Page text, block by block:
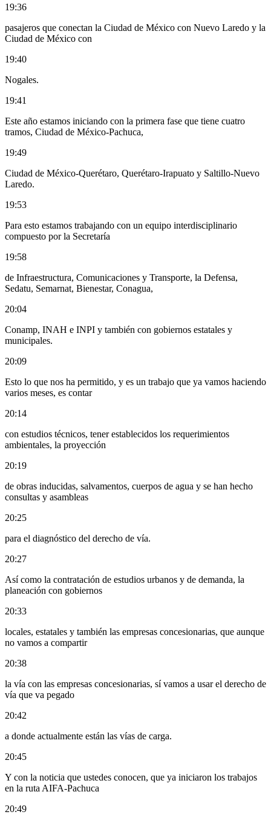
19:36
pasajeros que conectan la Ciudad de México con Nuevo Laredo y la
Ciudad de México con
19:40
Nogales.
19:41
Este año estamos iniciando con la primera fase que tiene cuatro
tramos, Ciudad de México-Pachuca,
19:49
Ciudad de México-Querétaro, Querétaro-Irapuato y Saltillo-Nuevo
Laredo.
19:53
Para esto estamos trabajando con un equipo interdisciplinario
compuesto por la Secretaría
19:58
de Infraestructura, Comunicaciones y Transporte, la Defensa,
Sedatu, Semarnat, Bienestar, Conagua,
20:04
Conamp, INAH e INPI y también con gobiernos estatales y
municipales.
20:09
Esto lo que nos ha permitido, y es un trabajo que ya vamos haciendo
varios meses, es contar
20:14
con estudios técnicos, tener establecidos los requerimientos
ambientales, la proyección
20:19
de obras inducidas, salvamentos, cuerpos de agua y se han hecho
consultas y asambleas
20:25
para el diagnóstico del derecho de vía.
20:27
Así como la contratación de estudios urbanos y de demanda, la
planeación con gobiernos
20:33
locales, estatales y también las empresas concesionarias, que aunque
no vamos a compartir
20:38
la vía con las empresas concesionarias, sí vamos a usar el derecho de
vía que va pegado
20:42
a donde actualmente están las vías de carga.
20:45
Y con la noticia que ustedes conocen, que ya iniciaron los trabajos
en la ruta AIFA-Pachuca
20:49